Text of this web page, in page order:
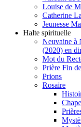
Louise de
Catherine
Jeunesse
Halte spirituelle
Neuvaine à
(2020) en
Mot du
Prière Fin
Prions
Rosaire